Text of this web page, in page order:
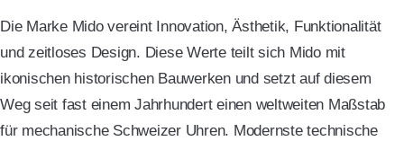
Die Marke Mido vereint Innovation, Ästhetik, Funktionalität
und zeitloses Design. Diese Werte teilt sich Mido mit
ikonischen historischen Bauwerken und setzt auf diesem
Weg seit fast einem Jahrhundert einen weltweiten Maßstab
für mechanische Schweizer Uhren. Modernste technische